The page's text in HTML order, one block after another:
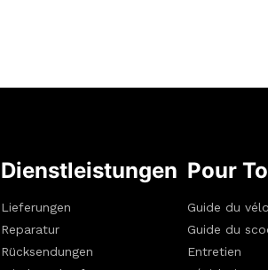
Dienstleistungen
Lieferungen
Reparatur
Rücksendungen
Pour
Guide du vélo
Guide du
Entretien